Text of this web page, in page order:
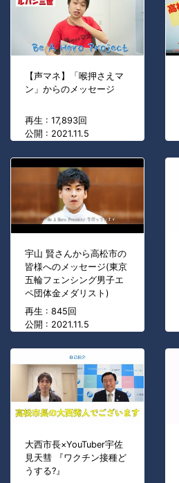
【声マネ】「喉押さえマ
ン」からのメッセージ
再生 : 17,893回
公開 : 2021.11.5
宇山 賢さんから高松市の
皆様へのメッセージ(東京
五輪フェンシング男子エ
ペ団体金メダリスト)
再生 : 845回
公開 : 2021.11.5
大西市長×YouTuber宇佐
見天彗 『ワクチン接種ど
うする?』